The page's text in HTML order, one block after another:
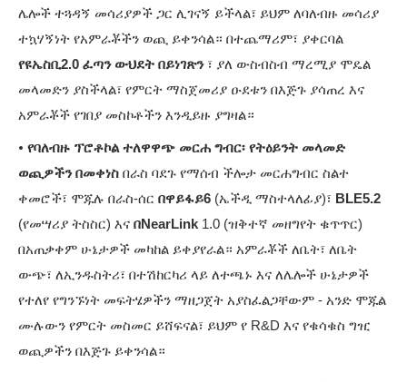
ሌሎች ተጓዳኝ መሳሪያዎች ጋር ሊገናኝ ይችላል፣ ይህም ለባለብዙ መሳሪያ
ተኳሃኝነት የአምራቾችን ወጪ ይቀንሳል። በተጨማሪም፣ ያቀርባል
የዩኤስቢ2.0 ፈጣን ውህደት በይነገጽን ፣ ያለ ውስብስብ ማረሚያ ሞዴል
መላመድን ያስችላል፣ የምርት ማስጀመሪያ ዑደቱን በእጅጉ ያሳጠረ እና
አምራቾች የገበያ መስኮቶችን እንዲይዙ ያግዛል።
• የባለብዙ ፕሮቶኮል ተለዋዋጭ መርሐ ግብር፡ የትዕይንት መላመድ
ወጪዎችን በመቀነስ በራስ ባደጉ የማሰብ ችሎታ መርሐግብር ስልተ
ቀመሮች፣ ሞጁሉ በራስ-ሰር በዋይፋይ6 (ኤችዲ ማስተላለፊያ)፣ BLE5.2
(የመሣሪያ ትስስር) እና በNearLink 1.0 (ዝቅተኛ መዘግየት ቁጥጥር)
በአጠቃቀም ሁኔታዎች መካከል ይቀያየራል። አምራቾች ለቤት፣ ለቤት
ውጭ፣ ለኢንዱስትሪ፣ በተሽከርካሪ ላይ ለተጫኑ እና ለሌሎች ሁኔታዎች
የተለየ የግንኙነት መፍትሄዎችን ማዘጋጀት አያስፈልጋቸውም - አንድ ሞጁል
ሙሉውን የምርት መስመር ይሸፍናል፣ ይህም የ R&D እና የቁሳቁስ ግዢ
ወጪዎችን በእጅጉ ይቀንሳል።